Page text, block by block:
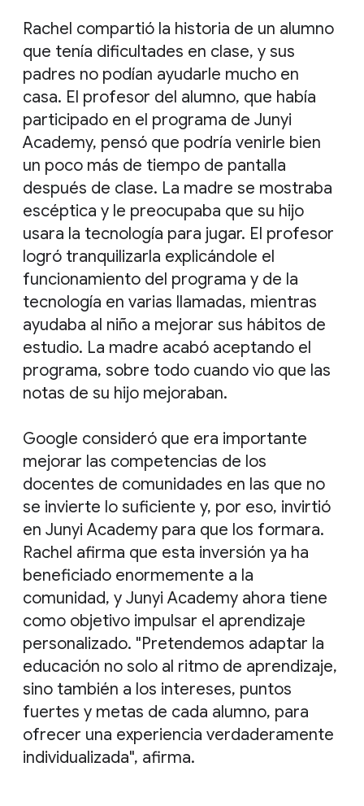
Rachel compartió la historia de un alumno
que tenía dificultades en clase, y sus
padres no podían ayudarle mucho en
casa. El profesor del alumno, que había
participado en el programa de Junyi
Academy, pensó que podría venirle bien
un poco más de tiempo de pantalla
después de clase. La madre se mostraba
escéptica y le preocupaba que su hijo
usara la tecnología para jugar. El profesor
logró tranquilizarla explicándole el
funcionamiento del programa y de la
tecnología en varias llamadas, mientras
ayudaba al niño a mejorar sus hábitos de
estudio. La madre acabó aceptando el
programa, sobre todo cuando vio que las
notas de su hijo mejoraban.
Google consideró que era importante
mejorar las competencias de los
docentes de comunidades en las que no
se invierte lo suficiente y, por eso, invirtió
en Junyi Academy para que los formara.
Rachel afirma que esta inversión ya ha
beneficiado enormemente a la
comunidad, y Junyi Academy ahora tiene
como objetivo impulsar el aprendizaje
personalizado. "Pretendemos adaptar la
educación no solo al ritmo de aprendizaje,
sino también a los intereses, puntos
fuertes y metas de cada alumno, para
ofrecer una experiencia verdaderamente
individualizada", afirma.